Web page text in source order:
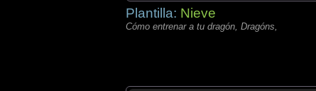
Plantilla: Nieve
Cómo entrenar a tu dragón, Dragóns,